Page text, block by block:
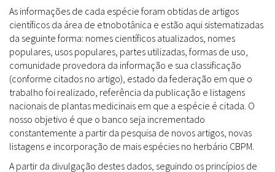
As informações de cada espécie foram obtidas de artigos
científicos da área de etnobotânica e estão aqui sistematizadas
da seguinte forma: nomes científicos atualizados, nomes
populares, usos populares, partes utilizadas, formas de uso,
comunidade provedora da informação e sua classificação
(conforme citados no artigo), estado da federação em que o
trabalho foi realizado, referência da publicação e listagens
nacionais de plantas medicinais em que a espécie é citada. O
nosso objetivo é que o banco seja incrementado
constantemente a partir da pesquisa de novos artigos, novas
listagens e incorporação de mais espécies no herbário CBPM.
A partir da divulgação destes dados, seguindo os princípios de